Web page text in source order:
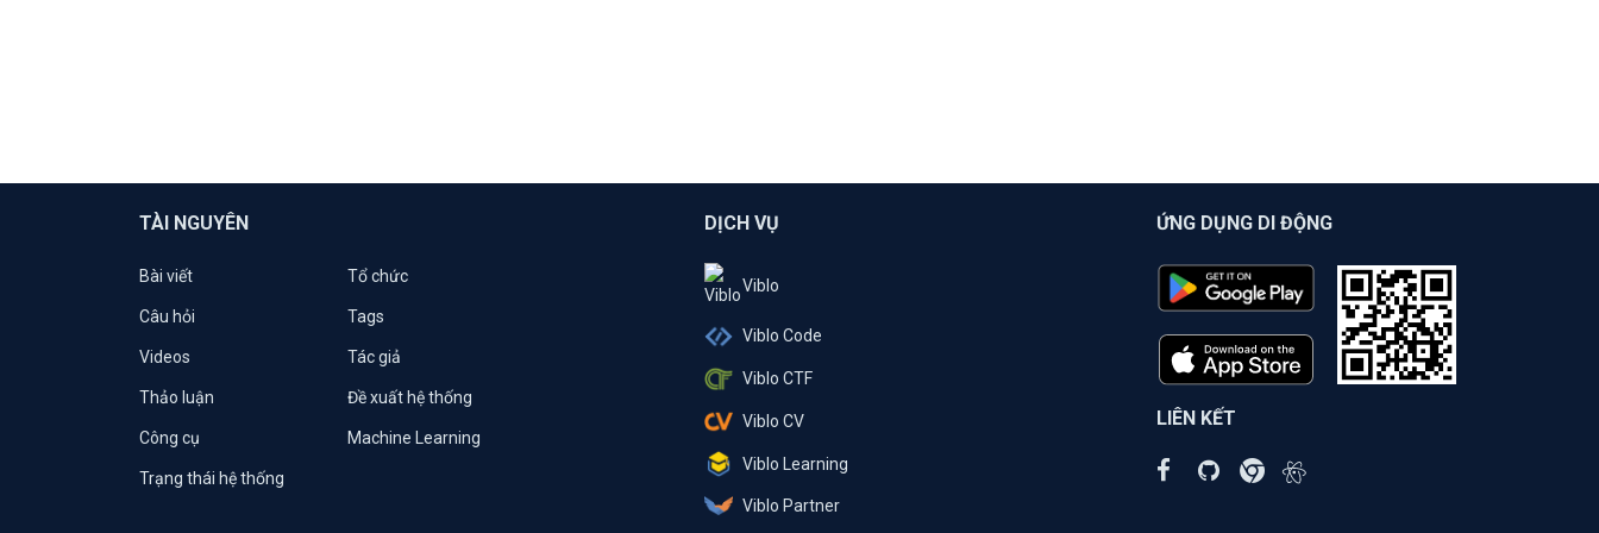
TÀI NGUYÊN
Bài viết Tổ chức
Câu hỏi Tags
Videos Tác giả
Thảo luận Đề xuất hệ thống
Công cụ Machine Learning
Trạng thái hệ thống
DỊCH VỤ
Viblo
Viblo Code
Viblo CTF
Viblo CV
Viblo Learning
Viblo Partner
ỨNG DỤNG DI ĐỘNG
LIÊN KẾT